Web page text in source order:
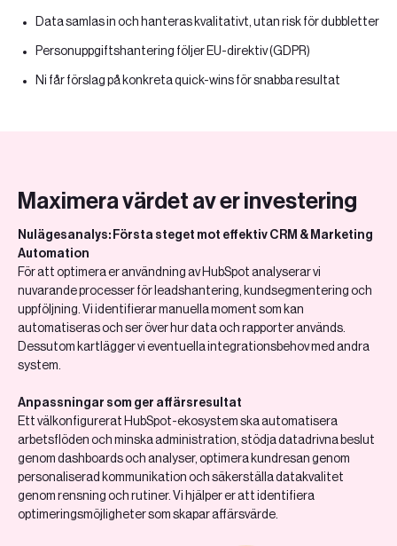
Data samlas in och hanteras kvalitativt, utan risk för dubbletter
Personuppgiftshantering följer EU-direktiv (GDPR)
Ni får förslag på konkreta quick-wins för snabba resultat
Maximera värdet av er investering
Nulägesanalys: Första steget mot effektiv CRM & Marketing
Automation
För att optimera er användning av HubSpot analyserar vi
nuvarande processer för leadshantering, kundsegmentering och
uppföljning. Vi identifierar manuella moment som kan
automatiseras och ser över hur data och rapporter används.
Dessutom kartlägger vi eventuella integrationsbehov med andra
system.
Anpassningar som ger affärsresultat
Ett välkonfigurerat HubSpot-ekosystem ska automatisera
arbetsflöden och minska administration, stödja datadrivna beslut
genom dashboards och analyser, optimera kundresan genom
personaliserad kommunikation och säkerställa datakvalitet
genom rensning och rutiner. Vi hjälper er att identifiera
optimeringsmöjligheter som skapar affärsvärde.